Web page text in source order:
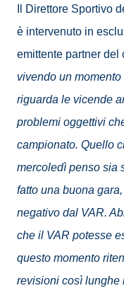
Il Direttore Sportivo
è intervenuto in
emittente partner del
vivendo un
riguarda le vicende
problemi oggettivi
campionato. Quello
mercoledì penso sia
fatto una buona
negativo dal VAR.
che il VAR potesse
questo momento
revisioni così lunghe